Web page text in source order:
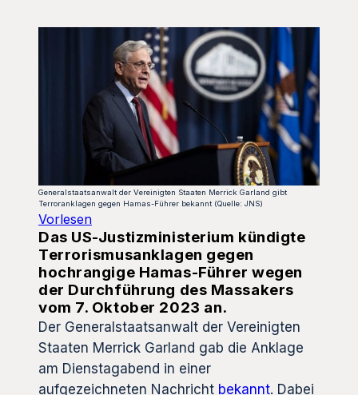
Generalstaatsanwalt der Vereinigten Staaten Merrick Garland gibt
Terroranklagen gegen Hamas-Führer bekannt (Quelle: JNS)
Vorlesen
Das US-Justizministerium kündigte
Terrorismusanklagen gegen
hochrangige Hamas-Führer wegen
der Durchführung des Massakers
vom 7. Oktober 2023 an.
Der Generalstaatsanwalt der Vereinigten
Staaten Merrick Garland gab die Anklage
am Dienstagabend in einer
aufgezeichneten Nachricht bekannt. Dabei